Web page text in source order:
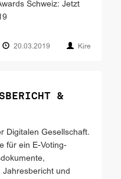
Schweiz: Jetzt
20.03.2019 Kire
&
Digitalen Gesellschaft.
für ein E-Voting-
und